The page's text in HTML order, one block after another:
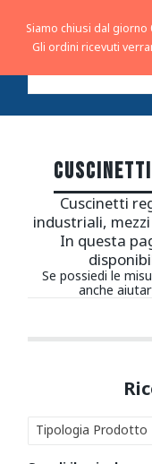
Cuscinetti
industriali,
In questa
Se possiedi le
anche
Tipologia Prodotto
Siamo chiusi dal
Gli ordini ricevuti